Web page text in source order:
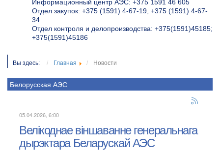
Информационный центр АЭС: +375 1591 46 605
Отдел закупок: +375 (1591) 4-67-19, +375 (1591) 4-67-
34
Отдел контроля и делопроизводства: +375(1591)45185;
+375(1591)45186
Вы здесь: Главная Новости
Белорусская АЭС
05.04.2026, 6:00
Велікоднае віншаванне генеральнага
дырэктара Беларускай АЭС